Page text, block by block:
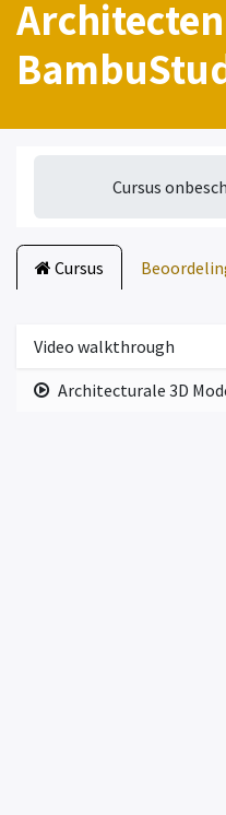
Cursus
Cursus
Video walkthrough
Architecturale 3D